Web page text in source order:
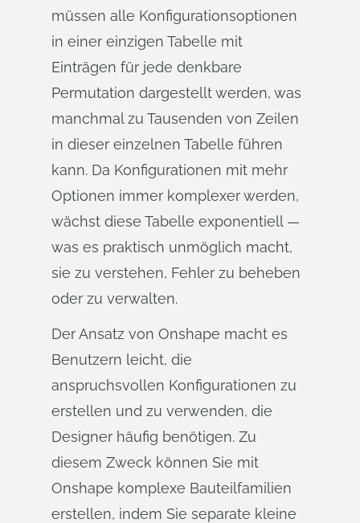
müssen alle Konfigurationsoptionen
in einer einzigen Tabelle mit
Einträgen für jede denkbare
Permutation dargestellt werden, was
manchmal zu Tausenden von Zeilen
in dieser einzelnen Tabelle führen
kann. Da Konfigurationen mit mehr
Optionen immer komplexer werden,
wächst diese Tabelle exponentiell —
was es praktisch unmöglich macht,
sie zu verstehen, Fehler zu beheben
oder zu verwalten.
Der Ansatz von Onshape macht es
Benutzern leicht, die
anspruchsvollen Konfigurationen zu
erstellen und zu verwenden, die
Designer häufig benötigen. Zu
diesem Zweck können Sie mit
Onshape komplexe Bauteilfamilien
erstellen, indem Sie separate kleine